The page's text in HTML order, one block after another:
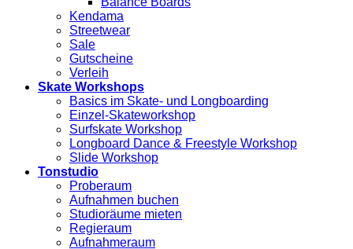
Kendama
Streetwear
Sale
Gutscheine
Verleih
Skate Workshops
Basics im Skate- und Longboarding
Einzel-Skateworkshop
Surfskate Workshop
Longboard Dance & Freestyle Workshop
Slide Workshop
Tonstudio
Proberaum
Aufnahmen buchen
Studioräume mieten
Regieraum
Aufnahmeraum